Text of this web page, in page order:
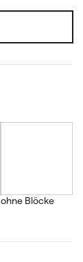
ohne Blöcke